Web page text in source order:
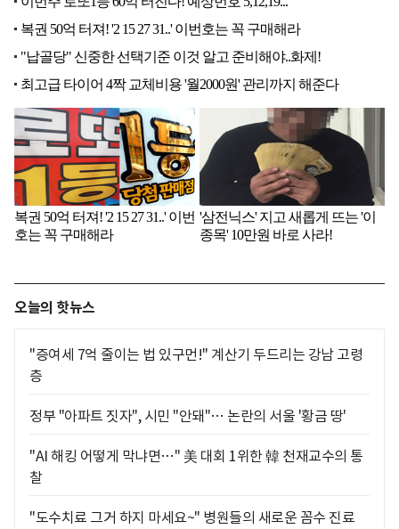
오늘의 핫뉴스
"증여세 7억 줄이는 법 있구먼!" 계산기 두드리는 강남 고령
층
정부 "아파트 짓자", 시민 "안돼"… 논란의 서울 '황금 땅'
"AI 해킹 어떻게 막냐면…" 美 대회 1위한 韓 천재교수의 통
찰
"도수치료 그거 하지 마세요~" 병원들의 새로운 꼼수 진료